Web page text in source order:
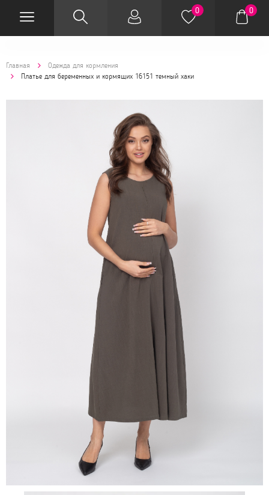
0 0
Главная
Одежда для кормления
Платье для беременных и кормящих 16151 темный хаки